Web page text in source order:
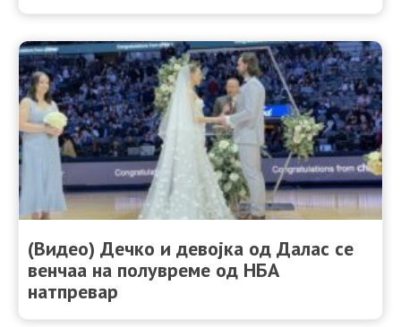
(Видео) Дечко и девојка од Далас се
венчаа на полувреме од НБА
натпревар